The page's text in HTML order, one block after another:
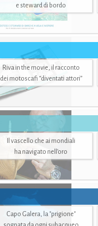
e steward di bordo
Riva in the movie, il racconto
dei motoscafi “diventati attori”
Il vascello che ai mondiali
ha navigato nell’oro
Capo Galera, la "prigione"